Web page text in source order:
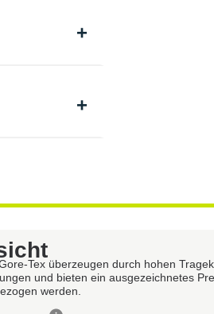
Tex überzeugen durch hohen
und bieten ein ausgezeichnetes
werden.